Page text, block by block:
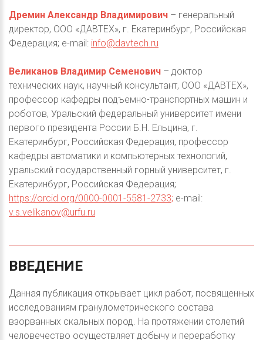
Дремин Александр Владимирович – генеральный
директор, ООО «ДАВТЕХ», г. Екатеринбург, Российская
Федерация; e-mail: info@davtech.ru
Великанов Владимир Семенович – доктор
технических наук, научный консультант, ООО «ДАВТЕХ»,
профессор кафедры подъемно-транспортных машин и
роботов, Уральский федеральный университет имени
первого президента России Б.Н. Ельцина, г.
Екатеринбург, Российская Федерация, профессор
кафедры автоматики и компьютерных технологий,
уральский государственный горный университет, г.
Екатеринбург, Российская Федерация;
https://orcid.org/0000-0001-5581-2733; e-mail:
v.s.velikanov@urfu.ru
ВВЕДЕНИЕ
Данная публикация открывает цикл работ, посвященных
исследованиям гранулометрического состава
взорванных скальных пород. На протяжении столетий
человечество осуществляет добычу и переработку